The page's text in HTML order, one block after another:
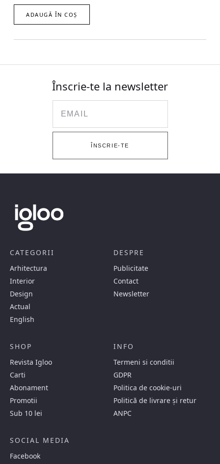
ADAUGĂ ÎN COȘ
Înscrie-te la newsletter
ÎNSCRIE-TE
CATEGORII
Arhitectura
Interior
Design
Actual
English
DESPRE
Publicitate
Contact
Newsletter
SHOP
Revista Igloo
Carti
Abonament
Promotii
Sub 10 lei
INFO
Termeni si conditii
GDPR
Politica de cookie-uri
Politică de livrare și retur
ANPC
SOCIAL MEDIA
Facebook